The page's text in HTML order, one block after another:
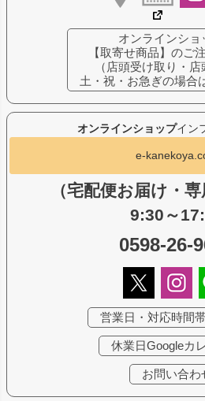
オンラインショップイン
e-
（宅配便お届け・
9:30～
0598-26-
営業日・対応時間
休業日Googleカ
お問い合わ
オンラインショ
【取寄せ商品】のご
（店頭受け取り・店
土・祝・お急ぎの場合